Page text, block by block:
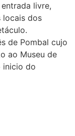
livre,
locais dos
de Pombal cujo
ao Museu de
inicio do